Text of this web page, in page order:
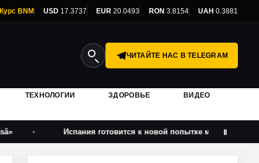
Курс BNM USD 17.3737 EUR 20.0493 RON 3.8154 UAH 0.3881
ЧИТАЙТЕ НАС В TELEGRAM
ТЕХНОЛОГИИ ЗДОРОВЬЕ ВИДЕО
Испания готовится к новой попытке массового прорыва
Ⅱ